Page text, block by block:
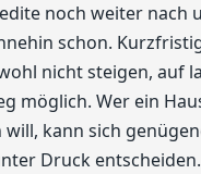
noch weiter nach
schon.
nicht steigen, auf
möglich. Wer ein
kann sich
Druck